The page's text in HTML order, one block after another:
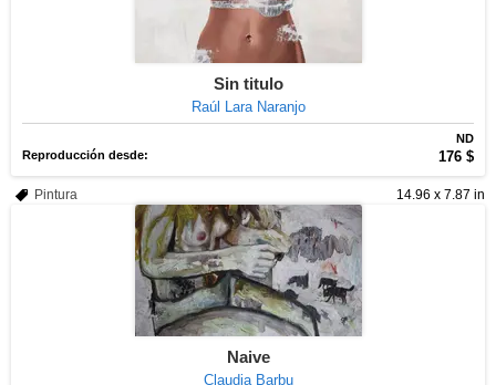
Sin titulo
Raúl Lara Naranjo
ND
Reproducción desde:
176 $
14.96 x 7.87 in
Pintura
Naive
Claudia Barbu